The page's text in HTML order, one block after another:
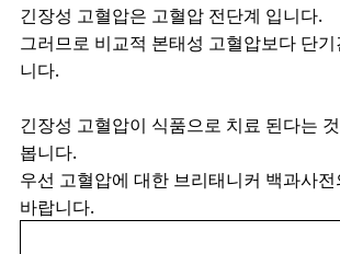
긴장성 고혈압은 고혈압 전단계 입니다.
그러므로 비교적 본태성 고혈압보다 단
니다.
긴장성 고혈압이 식품으로 치료 된다는
봅니다.
우선 고혈압에 대한 브리태니커 백과사
바랍니다.